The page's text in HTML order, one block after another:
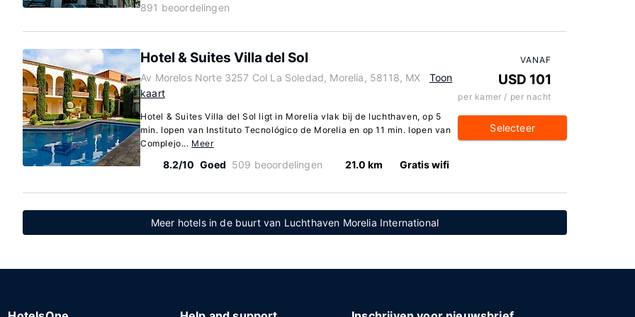
891 beoordelingen
Hotel & Suites Villa del Sol
Av Morelos Norte 3257 Col La Soledad, Morelia, 58118, MX
Toon
kaart
Hotel & Suites Villa del Sol ligt in Morelia vlak bij de luchthaven, op 5
min. lopen van Instituto Tecnológico de Morelia en op 11 min. lopen van
Complejo... Meer
8.2/10 Goed 509 beoordelingen 21.0 km Gratis wifi
VANAF
USD 101
per kamer / per nacht
Selecteer
Meer hotels in de buurt van Luchthaven Morelia International